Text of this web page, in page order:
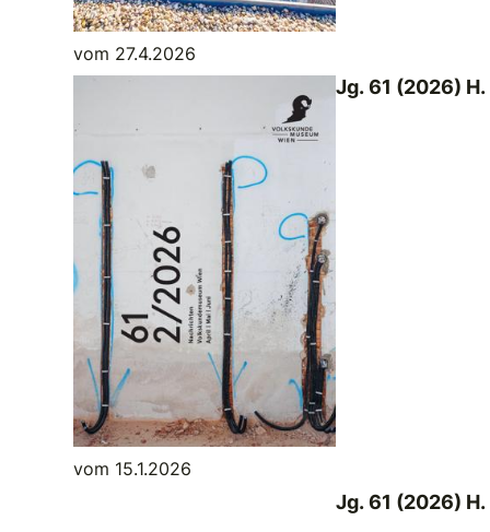
vom 27.4.2026
Jg. 61 (2026) H.
vom 15.1.2026
Jg. 61 (2026) H.